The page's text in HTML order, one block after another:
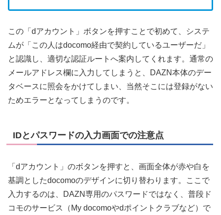
この「dアカウント」ボタンを押すことで初めて、システ
ムが「この人はdocomo経由で契約しているユーザーだ」
と認識し、適切な認証ルートへ案内してくれます。通常の
メールアドレス欄に入力してしまうと、DAZN本体のデー
タベースに照会をかけてしまい、当然そこには登録がない
ためエラーとなってしまうのです。
IDとパスワードの入力画面での注意点
「dアカウント」のボタンを押すと、画面全体が赤や白を
基調としたdocomoのデザインに切り替わります。ここで
入力するのは、DAZN専用のパスワードではなく、普段ド
コモのサービス（My docomoやdポイントクラブなど）で